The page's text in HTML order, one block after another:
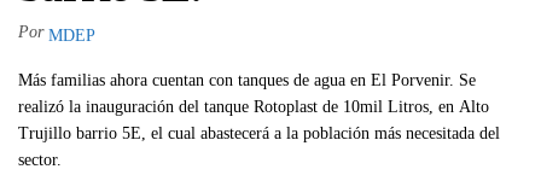
Por MDEP
Más familias ahora cuentan con tanques de agua en El Porvenir. Se
realizó la inauguración del tanque Rotoplast de 10mil Litros, en Alto
Trujillo barrio 5E, el cual abastecerá a la población más necesitada del
sector.